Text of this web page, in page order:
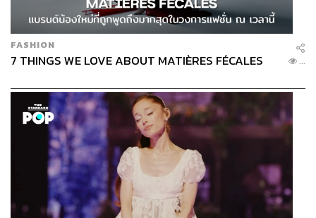
ความกดดันรูปแบบนี้ทำให้นักเตะหน้าใหม่มองไปถึงรุ่นพี่ที่
เคยทำไว้ให้เห็น และทุกปีพวกเขาจะเพิ่มนักเตะหน้าใหม่เข้าสู่
ทีมอย่างน้อย 2-3 คนเข้ามาสานต่อปรัญชานี้
และทีมงานรู้ดีว่าพวกเขาถูกคาดหวังให้ไปสู่รอบชิงฯ ด้วย
ความคิดที่ฝังอยู่ในใจว่าต้องชนะเท่านั้น และนี่เองคือฐาน
ของความสำเร็จที่ต้องถูกต่อยอดให้สูงขึ้นเรื่อยๆ และเป็น
สโมสรที่ไม่มีพื้นที่ให้กับผู้ที่พ่ายแพ้
FASHION
7 THINGS WE LOVE ABOUT MATIÈRES FÉCALES ...